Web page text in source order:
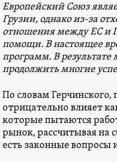
Европейский Союз
Грузии, однако из-за
отношения между ЕС и
помощи. В настоящее
программ. В
продолжить многие
По словам Герчинского,
отрицательно влияет
которые пытаются
рынок, рассчитывая на
есть законные вопросы